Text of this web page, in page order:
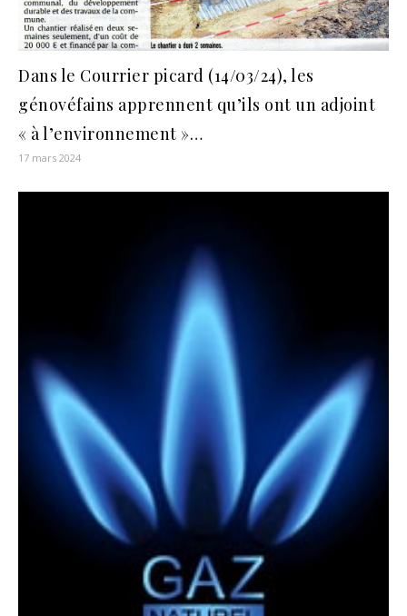
Dans le Courrier picard (14/03/24), les
génovéfains apprennent qu’ils ont un adjoint
« à l’environnement »…
17 mars 2024